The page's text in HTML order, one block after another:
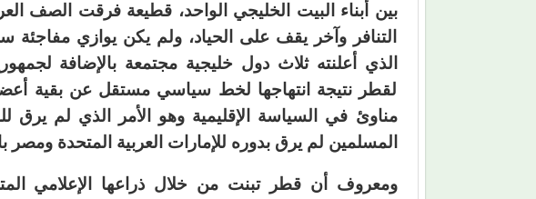
بين أبناء البيت الخليجي الواحد، قطيعة فرقت
التنافر وآخر يقف على الحياد، ولم يكن يوازي
الذي أعلنته ثلاث دول خليجية مجتمعة بالإضافة
لقطر نتيجة انتهاجها لخط سياسي مستقل عن بقية
مناوئ في السياسة الإقليمية وهو الأمر الذي لم يرق
المسلمين لم يرق بدوره للإمارات العربية المتحدة ومصر
ومعروف أن قطر تبنت من خلال ذراعها الإعلامي